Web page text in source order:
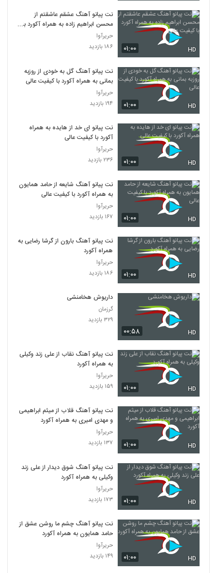
۰۱:۰۰ HD
نت پیانو آهنگ عشقم عاشقتم از
محسن ابراهیم زاده به همراه آکورد با
کیفیت عالی
حریرآوا
۱۸۶ بازدید
۰۱:۰۰ HD
نت پیانو آهنگ گل به خودی از روزبه
بمانی به همراه آکورد با کیفیت عالی
حریرآوا
۱۹۴ بازدید
۰۱:۰۰ HD
نت پیانو ای خد از هایده به همراه
آکورد با کیفیت عالی
حریرآوا
۲۳۶ بازدید
۰۱:۰۰ HD
نت پیانو آهنگ شایعه از حامد همایون
به همراه آکورد با کیفیت عالی
حریرآوا
۱۶۷ بازدید
۰۱:۰۰ HD
نت پیانو آهنگ بارون از گرشا رضایی به
همراه آکورد
حریرآوا
۱۸۶ بازدید
۰۰:۵۸ HD
داریوش هخامنشی
گرزمان
۳۲۹ بازدید
۰۱:۰۰ HD
نت پیانو آهنگ نقاب از علی زند وکیلی
به همراه آکورد
حریرآوا
۱۵۹ بازدید
۰۱:۰۰ HD
نت پیانو آهنگ قلاب از میثم ابراهیمی
و مهدی امیری به همراه آکورد
حریرآوا
۱۳۷ بازدید
۰۱:۰۰ HD
نت پیانو آهنگ شوق دیدار از علی زند
وکیلی به همراه آکورد
حریرآوا
۱۷۳ بازدید
۰۱:۰۰ HD
نت پیانو آهنگ چشم ما روشن عشق از
حامد همایون به همراه آکورد
حریرآوا
۱۴۹ بازدید